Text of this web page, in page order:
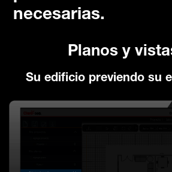
necesarias.
Planos y
Su edificio previendo su